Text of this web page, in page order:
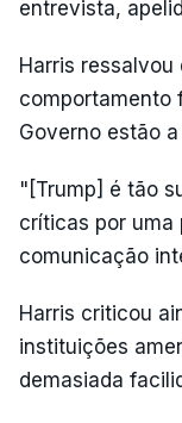
entrevista,
Harris
comportamento
Governo estão
"[Trump] é tão
críticas por uma
comunicação
Harris criticou
instituições
demasiada